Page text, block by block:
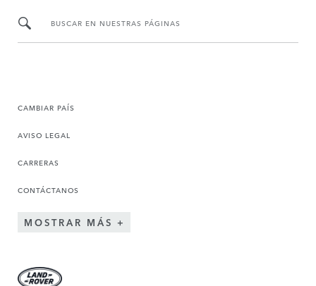
BUSCAR EN NUESTRAS PÁGINAS
CAMBIAR PAÍS
AVISO LEGAL
CARRERAS
CONTÁCTANOS
MOSTRAR MÁS